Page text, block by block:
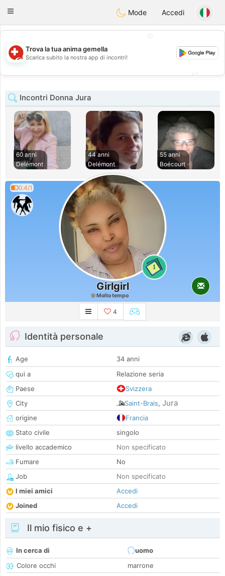
Suissi
Toggle
Mode Accedi
💖
💕
Trova la tua anima gemella
Scarica subito la nostra app di incontri!
Incontri Donna Jura
60 anni
Delémont
44 anni
Delémont
55 anni
Boécourt
0.4/1
1
Girlgirl
Molto tempo
4
Identità personale
Age
34 anni
qui a
Relazione seria
Paese
Svizzera
City
Saint-Brais, Jura
origine
Francia
Stato civile
singolo
livello accademico
Non specificato
Fumare
No
Job
Non specificato
I miei amici
Accedi
Joined
Accedi
Il mio fisico e +
In cerca di
uomo
Colore occhi
marrone